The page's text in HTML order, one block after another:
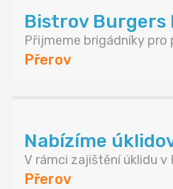
Bistrov Burgers
Přijmeme brigádníky pro
Přerov
Nabízíme
V rámci zajištění úklidu v
Přerov